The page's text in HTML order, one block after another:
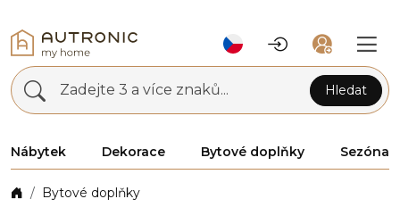
Zadejte 3 a více znaků... Hledat
Nábytek Dekorace Bytové doplňky Sezóna
Bytové doplňky